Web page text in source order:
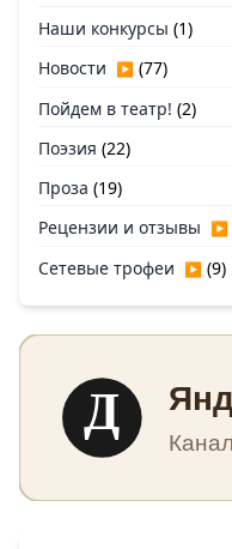
Наши конкурсы (1)
Новости ▶ (77)
Пойдем в театр! (2)
Поэзия (22)
Проза (19)
Рецензии и отзывы ▶
Сетевые трофеи ▶ (9)
Д